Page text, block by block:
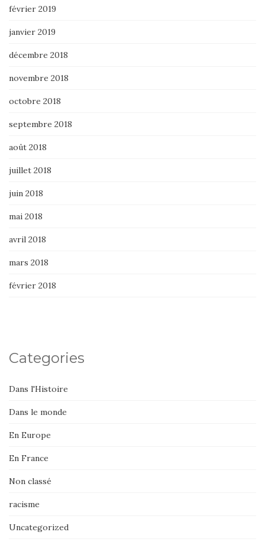
février 2019
janvier 2019
décembre 2018
novembre 2018
octobre 2018
septembre 2018
août 2018
juillet 2018
juin 2018
mai 2018
avril 2018
mars 2018
février 2018
Categories
Dans l'Histoire
Dans le monde
En Europe
En France
Non classé
racisme
Uncategorized